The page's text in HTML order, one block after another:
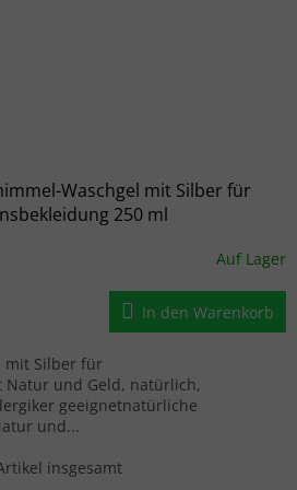
Waschgel mit Silber für
250 ml
Auf Lager
In den Warenkorb
mit Silber für
Natur und Geld, natürlich,
geeignetnatürliche
und...
Steuerelemente der Liste
insgesamt